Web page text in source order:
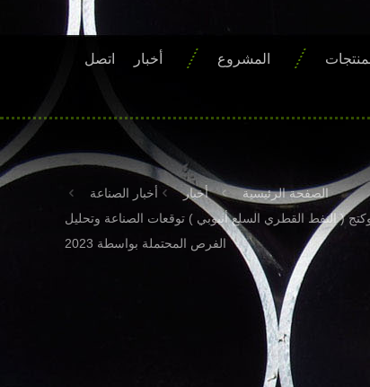
المشروع أخبار اتصل
الصفحة الرئيسية أخبار
أخبار الصناعة
( النفط القطري السلع أنبوبي ) توقعات الصناعة وتحليل
الفرص المحتملة بواسطة 2023